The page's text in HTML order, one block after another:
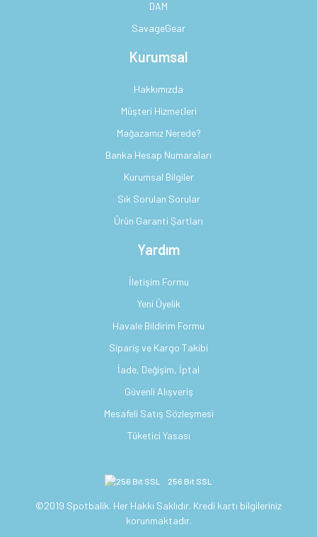
DAM
SavageGear
Kurumsal
Hakkımızda
Müşteri Hizmetleri
Mağazamız Nerede?
Banka Hesap Numaraları
Kurumsal Bilgiler
Sık Sorulan Sorular
Ürün Garanti Şartları
Yardım
İletişim Formu
Yeni Üyelik
Havale Bildirim Formu
Sipariş ve Kargo Takibi
İade, Değişim, İptal
Güvenli Alışveriş
Mesafeli Satış Sözleşmesi
Tüketici Yasası
256 Bit SSL
©2019 Spotbalik. Her Hakkı Saklıdır. Kredi kartı bilgileriniz
korunmaktadır.